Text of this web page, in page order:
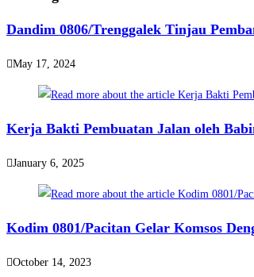
Dandim 0806/Trenggalek Tinjau
May 17, 2024
Kerja Bakti Pembuatan Jalan oleh
January 6, 2025
Kodim 0801/Pacitan Gelar Komsos
October 14, 2023